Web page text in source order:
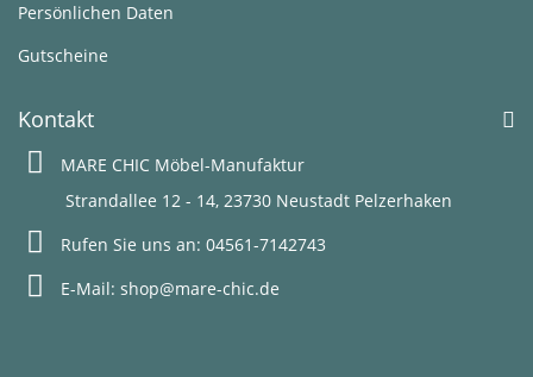
Persönlichen Daten
Gutscheine
Kontakt
MARE CHIC Möbel-Manufaktur
Strandallee 12 - 14, 23730 Neustadt Pelzerhaken
Rufen Sie uns an: 04561-7142743
E-Mail: shop@mare-chic.de